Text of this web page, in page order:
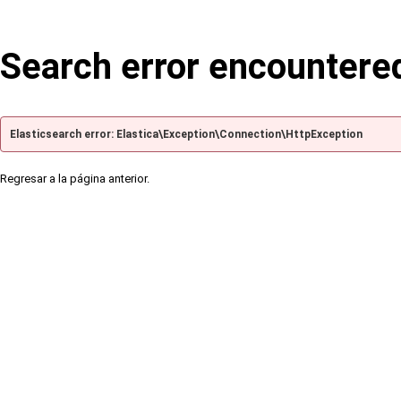
Search error
Elasticsearch error: Elastica\Exception\Connection\HttpException
Regresar a la página anterior.